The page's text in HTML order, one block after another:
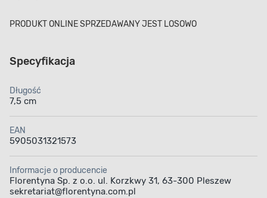
PRODUKT ONLINE SPRZEDAWANY JEST LOSOWO
Specyfikacja
Długość
7,5 cm
EAN
5905031321573
Informacje o producencie
Florentyna Sp. z o.o. ul. Korzkwy 31, 63-300 Pleszew
sekretariat@florentyna.com.pl